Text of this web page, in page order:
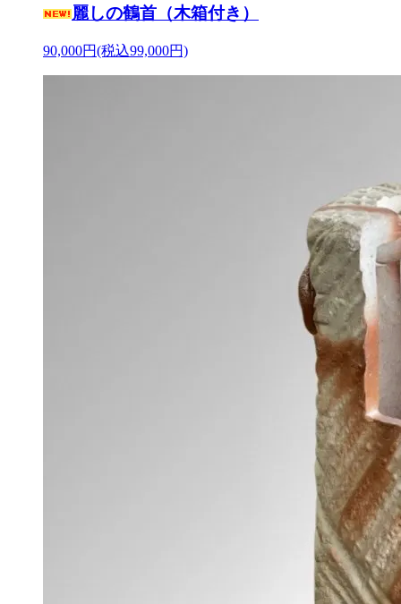
麗しの鶴首（木箱付き）
90,000円(税込99,000円)